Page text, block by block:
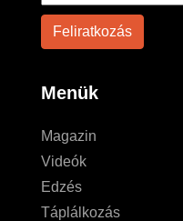
Menük
Magazin
Videók
Edzés
Táplálkozás